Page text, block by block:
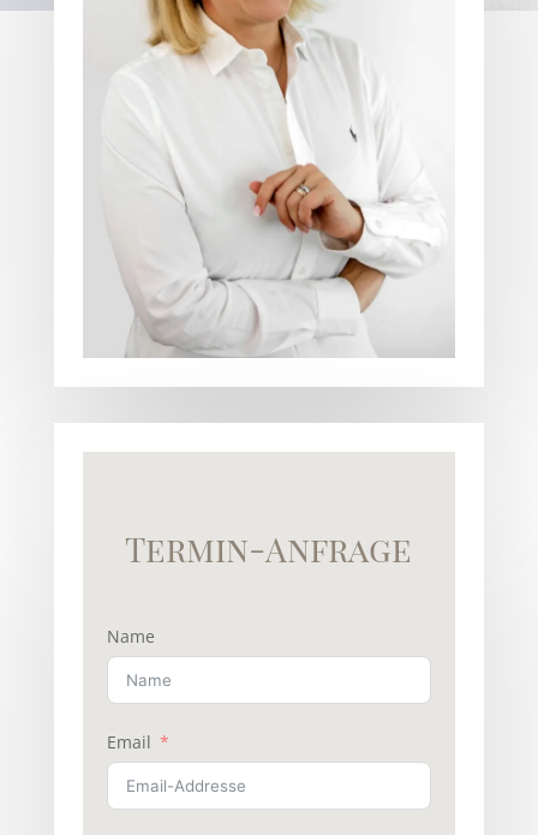
Termin-Anfrage
Name
Email